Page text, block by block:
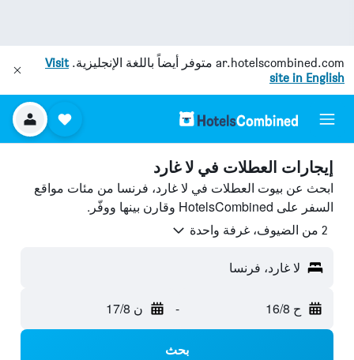
ar.hotelscombined.com متوفر أيضاً باللغة الإنجليزية.Visit
site in English
إيجارات العطلات في لا غارد
ابحث عن بيوت العطلات في لا غارد، فرنسا من مئات مواقع
السفر على HotelsCombined وقارن بينها ووفّر.
2 من الضيوف، غرفة واحدة
لا غارد، فرنسا
ح 16/8 - ن 17/8
بحث